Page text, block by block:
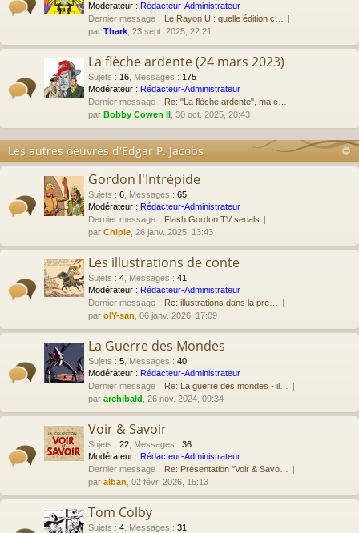
Modérateur : Rédacteur-Administrateur
Dernier message : Le Rayon U : quelle édition c…
par Thark , 23 sept. 2025, 22:21
La flèche ardente (24 mars 2023)
Sujets : 16 Messages : 175
Modérateur : Rédacteur-Administrateur
Dernier message : Re: "La flèche ardente", ma c…
par Bobby Cowen II , 30 oct. 2025, 20:43
Les autres oeuvres d'Edgar P. Jacobs
Gordon l'Intrépide
Sujets : 6 Messages : 65
Modérateur : Rédacteur-Administrateur
Dernier message : Flash Gordon TV serials
par Chipie , 26 janv. 2025, 13:43
Les illustrations de conte
Sujets : 4 Messages : 41
Modérateur : Rédacteur-Administrateur
Dernier message : Re: illustrations dans la pre…
par olY-san , 06 janv. 2026, 17:09
La Guerre des Mondes
Sujets : 5 Messages : 40
Modérateur : Rédacteur-Administrateur
Dernier message : Re: La guerre des mondes - il…
par archibald , 26 nov. 2024, 09:34
Voir & Savoir
Sujets : 22 Messages : 36
Modérateur : Rédacteur-Administrateur
Dernier message : Re: Présentation "Voir & Savo…
par alban , 02 févr. 2026, 15:13
Tom Colby
Sujets : 4 Messages : 31